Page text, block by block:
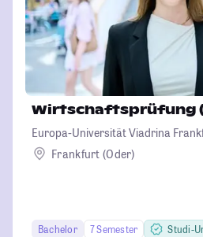
Wirtschaftsprüfung
Europa-Universität Viadrina
Frankfurt (Oder)
Bachelor 7 Semester
Studi-